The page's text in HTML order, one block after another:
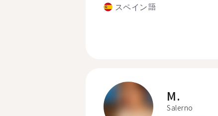
スペイン語
M.
Salerno